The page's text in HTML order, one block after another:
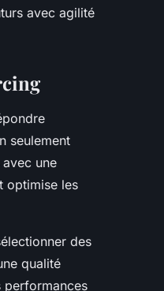
avec agilité
seulement
avec une
optimise les
des
qualité
performances